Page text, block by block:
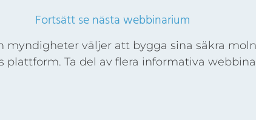
Fortsätt se nästa webbinarium
myndigheter väljer att bygga sina säkra
plattform. Ta del av flera informativa